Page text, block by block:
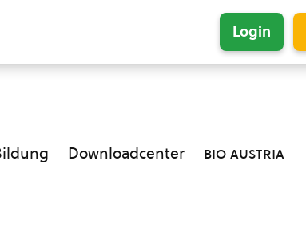
Login
Downloadcenter bio austria